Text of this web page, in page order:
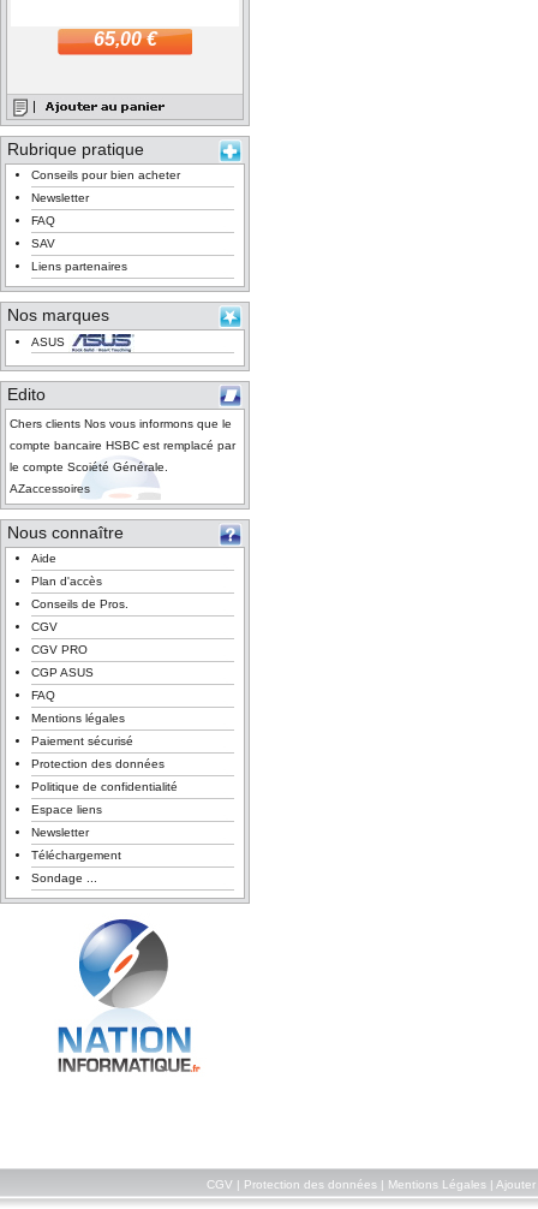
65,00 €
Rubrique pratique
Conseils pour bien acheter
Newsletter
FAQ
SAV
Liens partenaires
Nos marques
ASUS
Edito
Chers clients Nos vous informons que le
compte bancaire HSBC est remplacé par
le compte Scoiété Générale.
AZaccessoires
Nous connaître
Aide
Plan d'accès
Conseils de Pros.
CGV
CGV PRO
CGP ASUS
FAQ
Mentions légales
Paiement sécurisé
Protection des données
Politique de confidentialité
Espace liens
Newsletter
Téléchargement
Sondage ...
CGV Protection des données| Mentions Légales| Ajouter